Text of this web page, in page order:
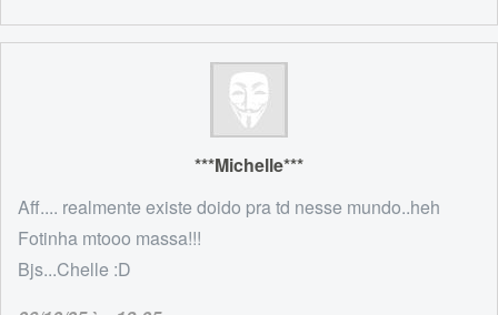
***Michelle***
Aff.... realmente existe doido pra td nesse mundo..heh
Fotinha mtooo massa!!!
Bjs...Chelle :D